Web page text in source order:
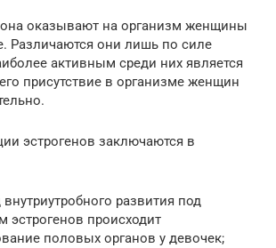
оказывают на организм женщины
Различаются они лишь по силе
активным среди них является
присутствие в организме женщин
эстрогенов заключаются в
развития под
эстрогенов происходит
половых органов у девочек;